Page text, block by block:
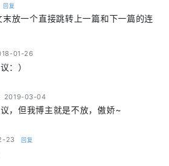
回复
放一个直接跳转上一篇和下一篇的连
01-26
：）
says:
2019-03-04
，但我博主就是不放，傲娇~
23 回复